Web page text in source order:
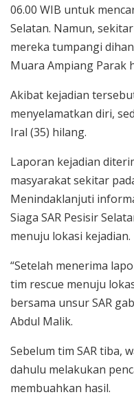
06.00 WIB untuk
Selatan. Namun,
mereka tumpangi
Muara Ampiang Parak
Akibat kejadian
menyelamatkan diri,
Iral (35) hilang.
Laporan kejadian
masyarakat sekitar
Menindaklanjuti
Siaga SAR Pesisir
menuju lokasi kejadian.
“Setelah menerima
tim rescue menuju
bersama unsur SAR
Abdul Malik.
Sebelum tim SAR tiba,
dahulu melakukan
membuahkan hasil.